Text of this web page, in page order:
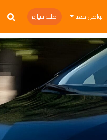
تواصل معنا طلب سيارة